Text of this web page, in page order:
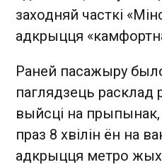
заходняй часткі
адкрыцця
Раней пасажыру
паглядзець расклад
выйсці на прыпынак,
праз 8 хвілін ён на
адкрыцця метро